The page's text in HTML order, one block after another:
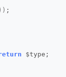
)) ;
$type;